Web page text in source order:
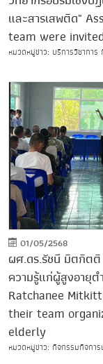
และสารเสพติด"
team were
หมวดหมู่ข่าว: บริการวิชาการ
01/05/2568
ผศ.ดร.รัชนี มิตกิตติ
ความรู้แก่ผู้สูงอายุต
Ratchanee
their team
elderly
หมวดหมู่ข่าว: กิจกรรมกิจกา